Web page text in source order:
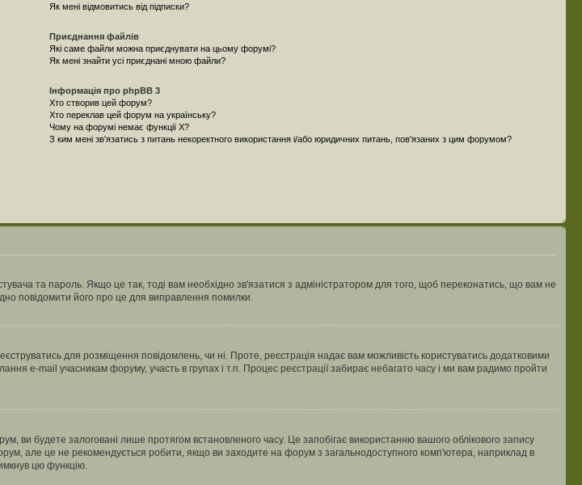
Як мені відмовитись від підписки?
Приєднання файлів
Які саме файли можна приєднувати на цьому форумі?
Як мені знайти усі приєднані мною файли?
Інформація про phpBB 3
Хто створив цей форум?
Хто переклав цей форум на українську?
Чому на форумі немає функції X?
З ким мені зв'язатись з питань некоректного використання і/або юридичних питань, пов'язаних з цим форумом?
та пароль. Якщо це так, тоді вам необхідно зв'язатися з адміністратором для того, щоб переконатись, що вам не
повідомити його про це для виправлення помилки.
для розміщення повідомлень, чи ні. Проте, реєстрація надає вам можливість користуватись додатковими
e-mail учасникам форуму, участь в групах і т.п. Процес реєстрації забирає небагато часу і ми вам радимо пройти
ви будете залоговані лише протягом встановленого часу. Це запобігає використанню вашого облікового запису
але це не рекомендується робити, якщо ви заходите на форум з загальнодоступного комп'ютера, наприклад в
цю функцію.